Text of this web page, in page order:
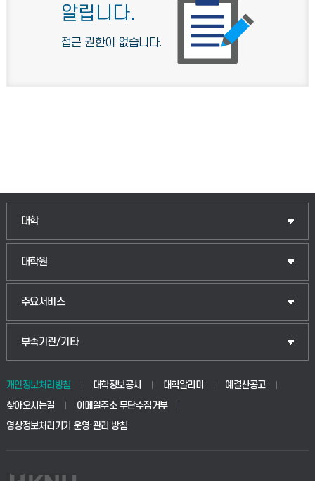
알립니다.
접근 권한이 없습니다.
대학
인문융합공공인재학부
법경영학부
생명공학부
사회안전시스템공학부
대학원
일반대학원
산업대학원
공공정책대학원
교육대학원
주요서비스
입학안내
웹메일
학사시스템(전문학사 및 전공심화)
부속기관/기타
중앙도서관
학생생활관(안성)
개인정보처리방침 대학정보공시 대학알리미
예결산공고
찾아오시는길
이메일주소 무단수집거부
영상정보처리기기 운영·관리 방침